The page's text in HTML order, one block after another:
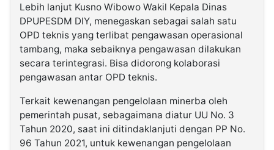
Lebih lanjut Kusno Wibowo Wakil Kepala Dinas
DPUPESDM DIY, menegaskan sebagai salah satu
OPD teknis yang terlibat pengawasan operasional
tambang, maka sebaiknya pengawasan dilakukan
secara terintegrasi. Bisa didorong kolaborasi
pengawasan antar OPD teknis.
Terkait kewenangan pengelolaan minerba oleh
pemerintah pusat, sebagaimana diatur UU No. 3
Tahun 2020, saat ini ditindaklanjuti dengan PP No.
96 Tahun 2021, untuk kewenangan pengelolaan